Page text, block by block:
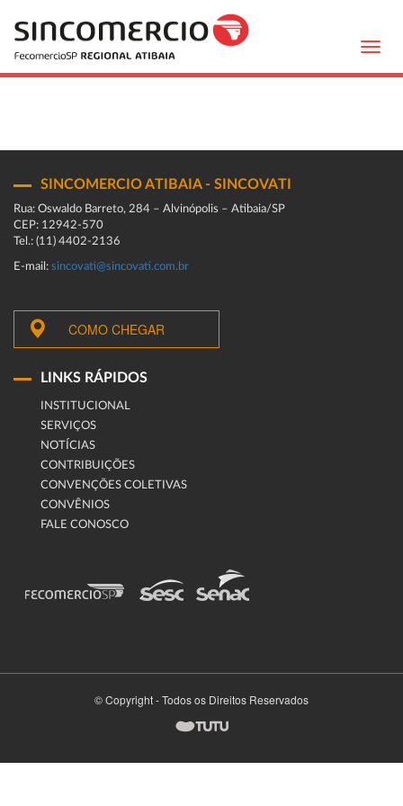
SINCOMERCIO ATIBAIA - SINCOVATI
Rua: Oswaldo Barreto, 284 – Alvinópolis – Atibaia/SP
CEP: 12942-570
Tel.: (11) 4402-2136
E-mail: sincovati@sincovati.com.br
COMO CHEGAR
LINKS RÁPIDOS
INSTITUCIONAL
SERVIÇOS
NOTÍCIAS
CONTRIBUIÇÕES
CONVENÇÕES COLETIVAS
CONVÊNIOS
FALE CONOSCO
© Copyright - Todos os Direitos Reservados